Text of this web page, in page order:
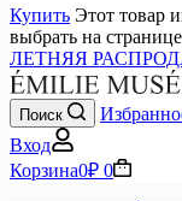
Купить Этот товар
выбрать на
ЛЕТНЯЯ
Поиск
Вход
Корзина0₽ 0